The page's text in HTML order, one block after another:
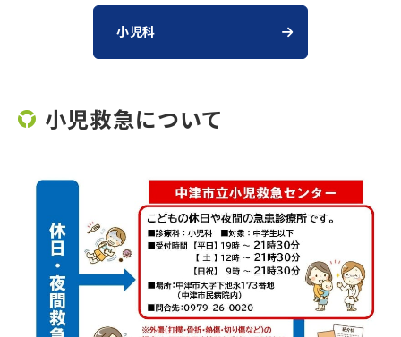
小児科
小児救急について